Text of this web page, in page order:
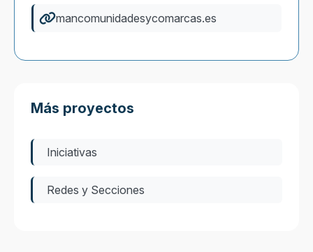
mancomunidadesycomarcas.es
Más proyectos
Iniciativas
Redes y Secciones